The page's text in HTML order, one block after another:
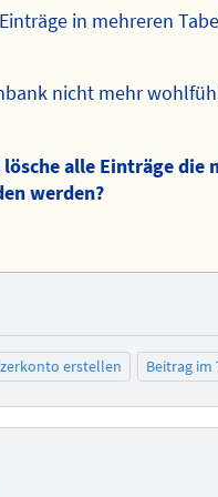
in mehreren
nicht mehr
lösche alle Einträge die
werden?
erstellen Beitrag im